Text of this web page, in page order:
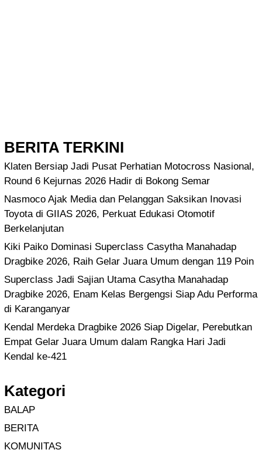
BERITA TERKINI
Klaten Bersiap Jadi Pusat Perhatian Motocross Nasional,
Round 6 Kejurnas 2026 Hadir di Bokong Semar
Nasmoco Ajak Media dan Pelanggan Saksikan Inovasi
Toyota di GIIAS 2026, Perkuat Edukasi Otomotif
Berkelanjutan
Kiki Paiko Dominasi Superclass Casytha Manahadap
Dragbike 2026, Raih Gelar Juara Umum dengan 119 Poin
Superclass Jadi Sajian Utama Casytha Manahadap
Dragbike 2026, Enam Kelas Bergengsi Siap Adu Performa
di Karanganyar
Kendal Merdeka Dragbike 2026 Siap Digelar, Perebutkan
Empat Gelar Juara Umum dalam Rangka Hari Jadi
Kendal ke-421
Kategori
BALAP
BERITA
KOMUNITAS